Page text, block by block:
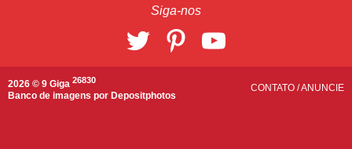
Siga-nos
2026 © 9 Giga 26830
Banco de imagens por Depositphotos
CONTATO /ANUNCIE